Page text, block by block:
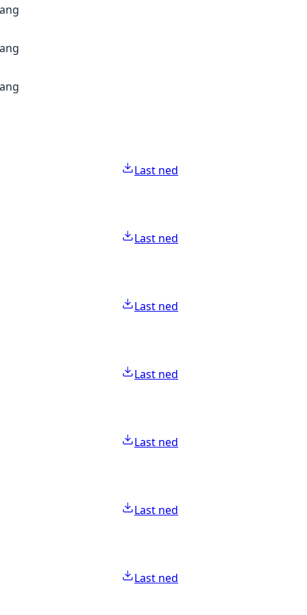
Last ned
Last ned
Last ned
Last ned
Last ned
Last ned
Last ned